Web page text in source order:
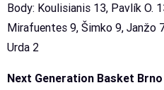
Body: Koulisianis 13, Pavlík O.
Mirafuentes 9, Šimko 9, Janžo
Urda 2
Next Generation Basket